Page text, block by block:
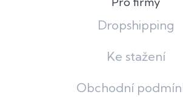
Dropshipping
Ke stažení
Obchodní